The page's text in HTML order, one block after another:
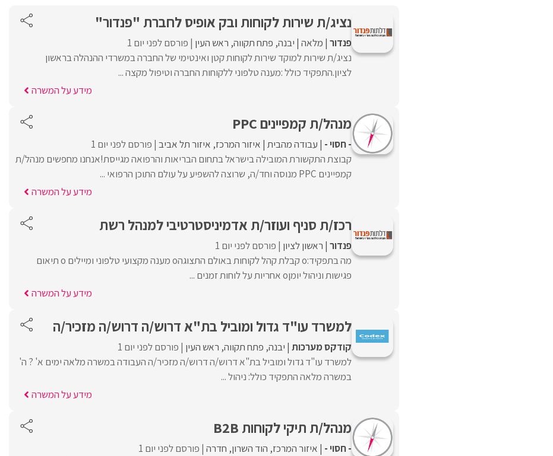
נציג/ת שירות לקוחות ובק אופיס לחברת "פנדור"
פנדור מלאה יבנה פתח תקווה ראש העין פורסם לפני יום 1
נציג/ת שירות למוקד שירות לקוחות קטן ואינטימי של החברה במשרדי ההנהלה בראשון
לציון.התפקיד כולל :מענה טלפוני ללקוחות החברה וטיפול מקצה ...
מידע על המשרה
מנהל/ת קמפיינים PPC
- חסוי - עבודה מהבית איזור המרכז איזור תל אביב פורסם לפני יום 1
קבוצת התקשורת המובילה בישראל בתחום הבריאות והרפואה מגייסת!אנחנו מחפשים מנהל/ת
קמפיינים PPC מנוסה וחד/ה, שרוצה להשפיע על עולם התוכן הרפואי ...
מידע על המשרה
רכז/ת סניף ועוזר/ת אדמיניסטרטיבי למנהל רש‎ת
פנדור ראשון לציון פורסם לפני יום 1
מה בתפקיד:o קבלת קהל לקוחות באולם התצוגהo מענה מקצועי טלפוני ומיילים o תיאום
פגישות וניהול יומןo אחריות על לוחות זמנים ...
מידע על המשרה
למשרד עו"ד גדול ומוביל בת"א דרוש/ה דרוש/ה מזכיר/ה
קודקס מערכות יבנה פתח תקווה ראש העין פורסם לפני יום 1
למשרד עו"ד גדול ומוביל בת"א דרוש/ה דרוש/ה מזכיר/ה העבודה במשרה מלאה ימים א' ? ה'
במשרה מלאה התפקיד כולל: ניהול ...
מידע על המשרה
מנהל/ת תיקי לקוחות B2B
- חסוי - איזור המרכז הוד השרון חדרה פורסם לפני יום 1